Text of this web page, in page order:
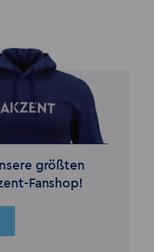
größten
Fanshop!